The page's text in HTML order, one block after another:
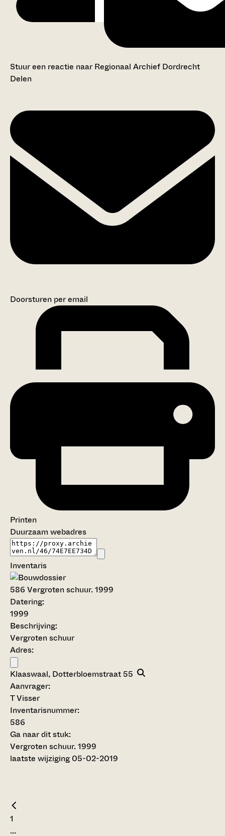
Stuur een reactie naar Regionaal Archief Dordrecht
Delen
Doorsturen per email
Printen
Duurzaam webadres
Inventaris
586 Vergroten schuur. 1999
Datering:
1999
Beschrijving:
Vergroten schuur
Adres:
Klaaswaal, Dotterbloemstraat 55
Aanvrager:
T Visser
Inventarisnummer:
586
Ga naar dit stuk:
Vergroten schuur. 1999
laatste wijziging 05-02-2019
1
...